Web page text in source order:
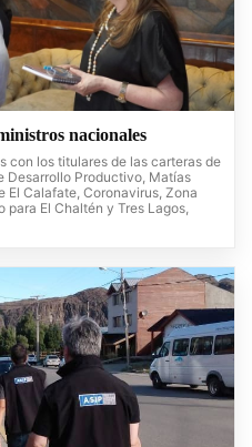
nacionales
con los titulares de las carteras de
Desarrollo Productivo, Matías
El Calafate, Coronavirus, Zona
para El Chaltén y Tres Lagos,